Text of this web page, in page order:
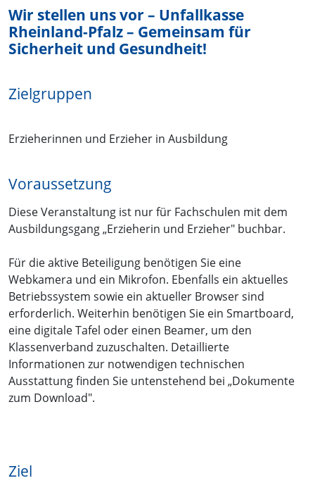
Wir stellen uns vor – Unfallkasse
Rheinland-Pfalz – Gemeinsam für
Sicherheit und Gesundheit!
Zielgruppen
Erzieherinnen und Erzieher in Ausbildung
Voraussetzung
Diese Veranstaltung ist nur für Fachschulen mit dem
Ausbildungsgang „Erzieherin und Erzieher" buchbar.
Für die aktive Beteiligung benötigen Sie eine
Webkamera und ein Mikrofon. Ebenfalls ein aktuelles
Betriebssystem sowie ein aktueller Browser sind
erforderlich. Weiterhin benötigen Sie ein Smartboard,
eine digitale Tafel oder einen Beamer, um den
Klassenverband zuzuschalten. Detaillierte
Informationen zur notwendigen technischen
Ausstattung finden Sie untenstehend bei „Dokumente
zum Download".
Ziel